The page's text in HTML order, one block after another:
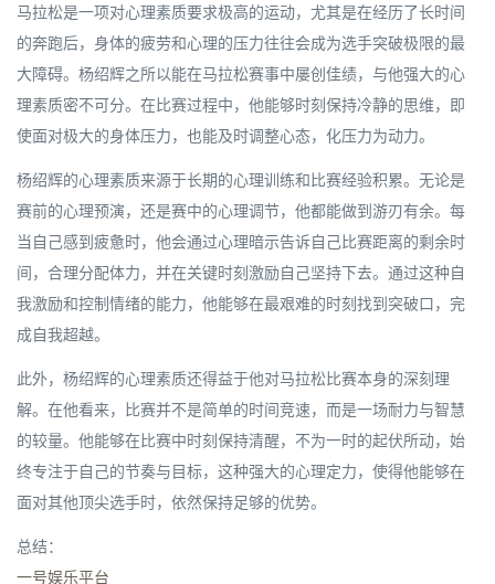
马拉松是一项对心理素质要求极高的运动，尤其是在经历了长时间
的奔跑后，身体的疲劳和心理的压力往往会成为选手突破极限的最
大障碍。杨绍辉之所以能在马拉松赛事中屡创佳绩，与他强大的心
理素质密不可分。在比赛过程中，他能够时刻保持冷静的思维，即
使面对极大的身体压力，也能及时调整心态，化压力为动力。
杨绍辉的心理素质来源于长期的心理训练和比赛经验积累。无论是
赛前的心理预演，还是赛中的心理调节，他都能做到游刃有余。每
当自己感到疲惫时，他会通过心理暗示告诉自己比赛距离的剩余时
间，合理分配体力，并在关键时刻激励自己坚持下去。通过这种自
我激励和控制情绪的能力，他能够在最艰难的时刻找到突破口，完
成自我超越。
此外，杨绍辉的心理素质还得益于他对马拉松比赛本身的深刻理
解。在他看来，比赛并不是简单的时间竞速，而是一场耐力与智慧
的较量。他能够在比赛中时刻保持清醒，不为一时的起伏所动，始
终专注于自己的节奏与目标，这种强大的心理定力，使得他能够在
面对其他顶尖选手时，依然保持足够的优势。
总结：
一号娱乐平台